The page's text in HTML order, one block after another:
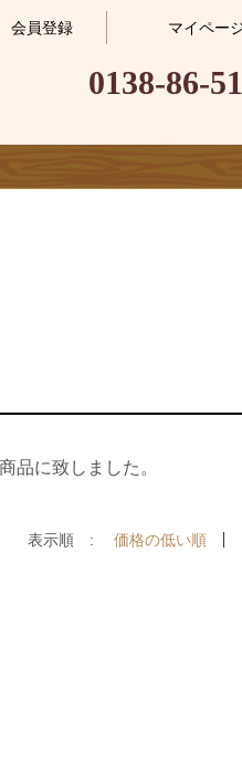
会員登録 マイペー
0138-86-
品に致しました。
表示順 : 価格の低い順